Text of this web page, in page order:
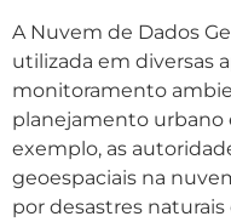
A Nuvem de Dados
utilizada em diversas
monitoramento
planejamento urbano
exemplo, as
geoespaciais na
por desastres